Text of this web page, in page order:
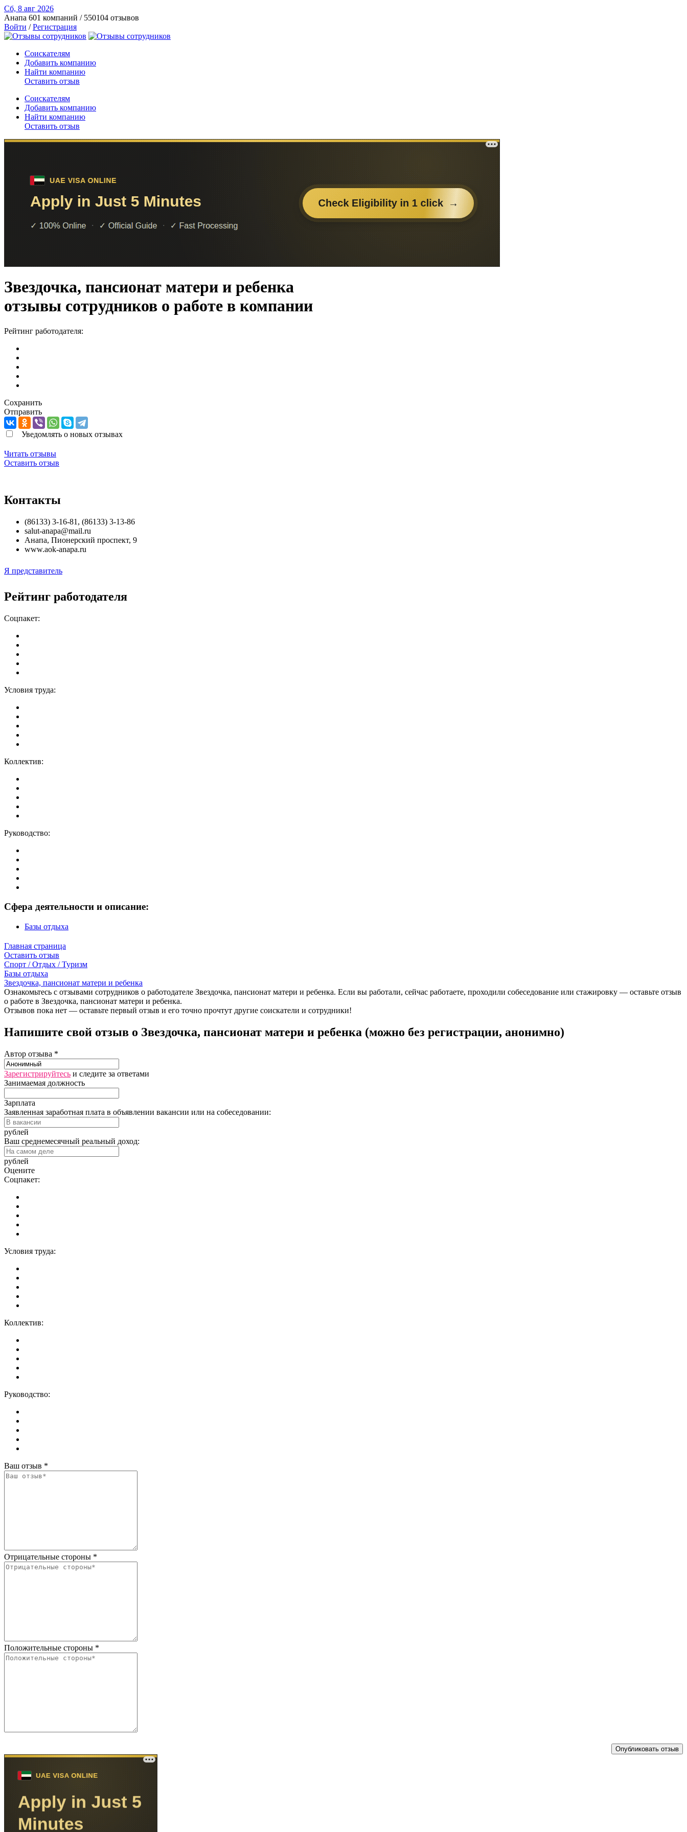
Сб, 8 авг 2026
Анапа 601 компаний / 550104 отзывов
Войти /Регистрация
Соискателям
Добавить компанию
Найти компанию
Оставить отзыв
Соискателям
Добавить компанию
Найти компанию
Оставить отзыв
Звездочка, пансионат матери и ребенка
отзывы сотрудников о работе в компании
Рейтинг работодателя:
Сохранить
Отправить
Уведомлять о новых отзывах
Читать отзывы
Оставить отзыв
Контакты
(86133) 3-16-81, (86133) 3-13-86
salut-anapa@mail.ru
Анапа, Пионерский проспект, 9
www.aok-anapa.ru
Я представитель
Рейтинг работодателя
Соцпакет:
Условия труда:
Коллектив:
Руководство:
Сфера деятельности и описание:
Базы отдыха
Главная страница
Оставить отзыв
Спорт / Отдых / Туризм
Базы отдыха
Звездочка, пансионат матери и ребенка
Ознакомьтесь с отзывами сотрудников о работодателе Звездочка, пансионат матери и ребенка. Если вы работали, сейчас работаете, проходили собеседование или стажировку — оставьте отзыв
о работе в Звездочка, пансионат матери и ребенка.
Отзывов пока нет — оставьте первый отзыв и его точно прочтут другие соискатели и сотрудники!
Напишите свой отзыв о Звездочка, пансионат матери и ребенка (можно без регистрации, анонимно)
Автор отзыва *
Зарегистрируйтесь и следите за ответами
Занимаемая должность
Зарплата
Заявленная заработная плата в объявлении вакансии или на собеседовании:
рублей
Ваш среднемесячный реальный доход:
рублей
Оцените
Соцпакет:
Условия труда:
Коллектив:
Руководство:
Ваш отзыв *
Отрицательные стороны *
Положительные стороны *